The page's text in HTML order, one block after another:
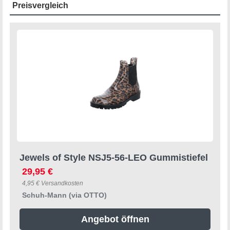
Preisvergleich
Jewels of Style NSJ5-56-LEO Gummistiefel
29,95 €
4,95 € Versandkosten
Schuh-Mann (via OTTO)
Angebot öffnen